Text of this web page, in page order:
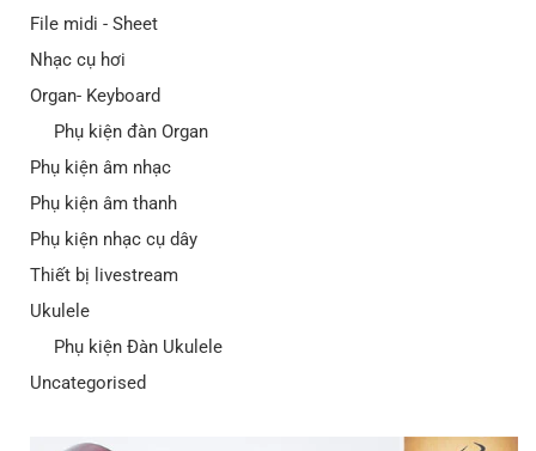
File midi - Sheet
Nhạc cụ hơi
Organ- Keyboard
Phụ kiện đàn Organ
Phụ kiện âm nhạc
Phụ kiện âm thanh
Phụ kiện nhạc cụ dây
Thiết bị livestream
Ukulele
Phụ kiện Đàn Ukulele
Uncategorised